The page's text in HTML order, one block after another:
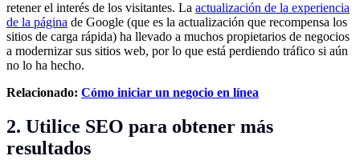
retener el interés de los visitantes. La actualización de la experiencia
de la página de Google (que es la actualización que recompensa los
sitios de carga rápida) ha llevado a muchos propietarios de negocios
a modernizar sus sitios web, por lo que está perdiendo tráfico si aún
no lo ha hecho.
Relacionado: Cómo iniciar un negocio en línea
2. Utilice SEO para obtener más
resultados